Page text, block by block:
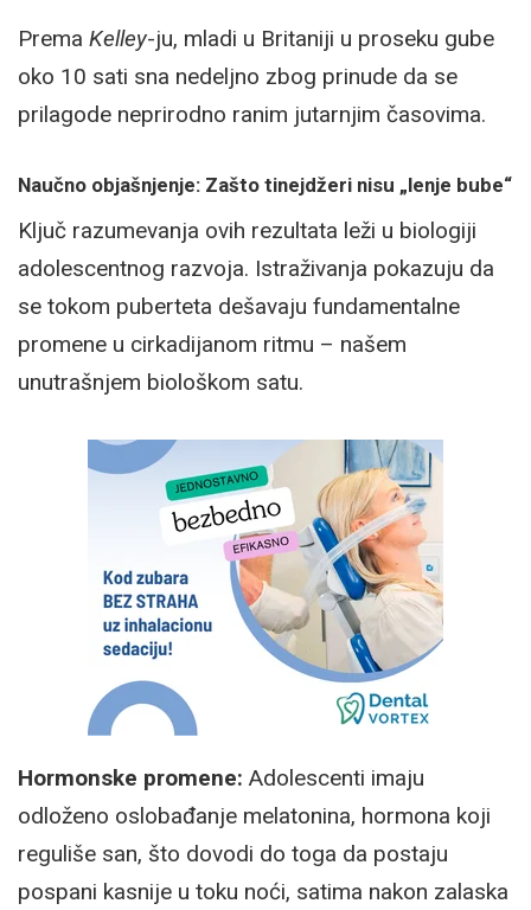
Prema Kelley-ju, mladi u Britaniji u proseku gube
oko 10 sati sna nedeljno zbog prinude da se
prilagode neprirodno ranim jutarnjim časovima.
Naučno objašnjenje: Zašto tinejdžeri nisu „lenje bube“
Ključ razumevanja ovih rezultata leži u biologiji
adolescentnog razvoja. Istraživanja pokazuju da
se tokom puberteta dešavaju fundamentalne
promene u cirkadijanom ritmu – našem
unutrašnjem biološkom satu.
Hormonske promene: Adolescenti imaju
odloženo oslobađanje melatonina, hormona koji
reguliše san, što dovodi do toga da postaju
pospani kasnije u toku noći, satima nakon zalaska